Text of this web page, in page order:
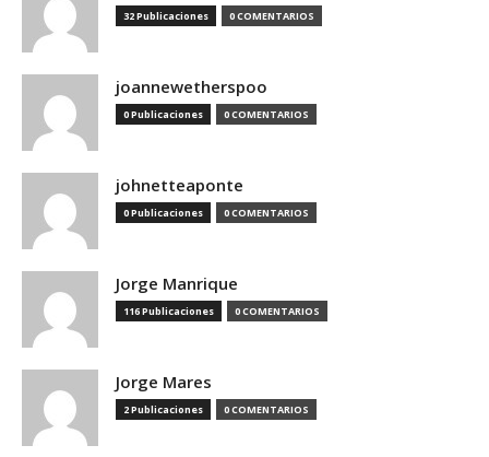
32 Publicaciones 0 COMENTARIOS
joannewetherspoo
0 Publicaciones 0 COMENTARIOS
johnetteaponte
0 Publicaciones 0 COMENTARIOS
Jorge Manrique
116 Publicaciones 0 COMENTARIOS
Jorge Mares
2 Publicaciones 0 COMENTARIOS